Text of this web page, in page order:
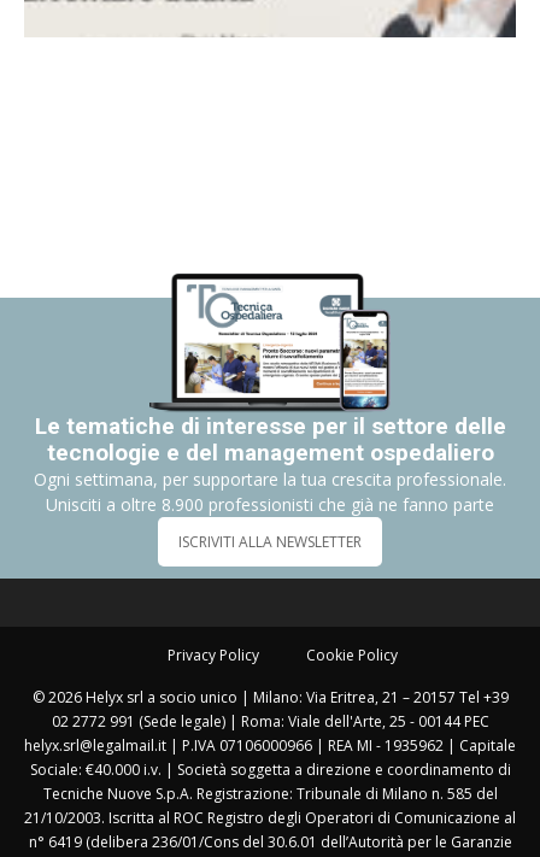
Le tematiche di interesse per il settore delle
tecnologie e del management ospedaliero
Ogni settimana, per supportare la tua crescita professionale.
Unisciti a oltre 8.900 professionisti che già ne fanno parte
ISCRIVITI ALLA NEWSLETTER
Privacy Policy Cookie Policy
© 2026 Helyx srl a socio unico | Milano: Via Eritrea, 21 – 20157 Tel +39
02 2772 991 (Sede legale) | Roma: Viale dell'Arte, 25 - 00144 PEC
helyx.srl@legalmail.it | P.IVA 07106000966 | REA MI - 1935962 | Capitale
Sociale: €40.000 i.v. | Società soggetta a direzione e coordinamento di
Tecniche Nuove S.p.A. Registrazione: Tribunale di Milano n. 585 del
21/10/2003. Iscritta al ROC Registro degli Operatori di Comunicazione al
n° 6419 (delibera 236/01/Cons del 30.6.01 dell’Autorità per le Garanzie